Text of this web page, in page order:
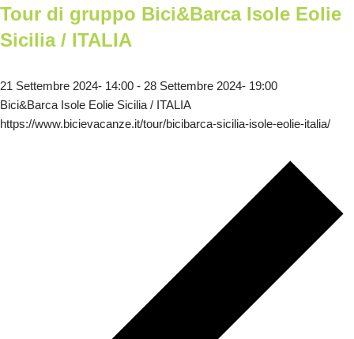
Tour di gruppo Bici&Barca Isole Eolie
Sicilia / ITALIA
21 Settembre 2024- 14:00 - 28 Settembre 2024- 19:00
Bici&Barca Isole Eolie Sicilia / ITALIA
https://www.bicievacanze.it/tour/bicibarca-sicilia-isole-eolie-italia/